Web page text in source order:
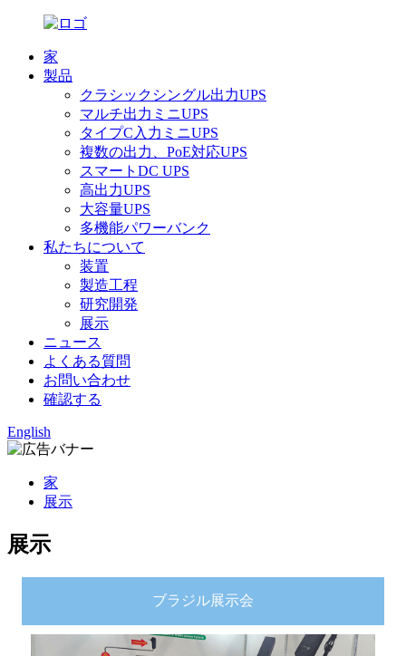
家
製品
クラシックシングル出力UPS
マルチ出力ミニUPS
タイプC入力ミニUPS
複数の出力、PoE対応UPS
スマートDC UPS
高出力UPS
大容量UPS
多機能パワーバンク
私たちについて
装置
製造工程
研究開発
展示
ニュース
よくある質問
お問い合わせ
確認する
English
家
展示
展示
ブラジル展示会